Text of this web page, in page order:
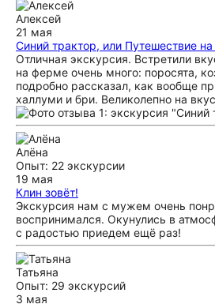
Алексей
21 мая
Синий трактор, или Путешествие
Отличная экскурсия. Встретили
на ферме очень много: поросята,
подробно рассказал, как вообще
халлуми и бри. Великолепно на
Алёна
Опыт: 22 экскурсии
19 мая
Клин зовёт!
Экскурсия нам с мужем очень
воспринимался. Окунулись в
с радостью приедем ещё раз!
Татьяна
Опыт: 29 экскурсий
3 мая